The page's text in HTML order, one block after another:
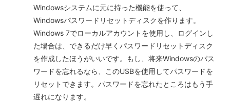
Windowsシステムに元に持った機能を使って、
Windowsパスワードリセットディスクを作ります。
Windows 7でローカルアカウントを使用し、ログインし
た場合は、できるだけ早くパスワードリセットディスク
を作成したほうがいいです。もし、将来Windowsのパス
ワードを忘れるなら、このUSBを使用してパスワードを
リセットできます。パスワードを忘れたところはもう手
遅れになります。